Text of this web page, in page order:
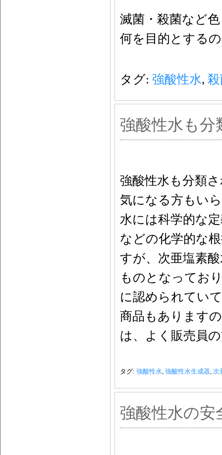
滅菌・殺菌など
何を目的とする
タグ: 強酸性水,
強酸性水も
強酸性水も分類
気になる方もい
水には科学的な
などの化学的な
すが、次亜塩素
ものとなってお
に認められてい
商品もあります
は、よく販売員
タグ: 強酸性水, 強酸性水生成器, 次
強酸性水の